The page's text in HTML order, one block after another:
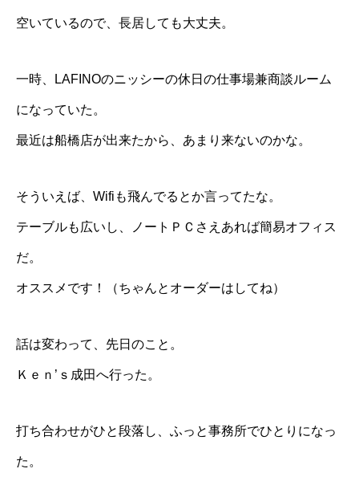
空いているので、長居しても大丈夫。
一時、LAFINOのニッシーの休日の仕事場兼商談ルーム
になっていた。
最近は船橋店が出来たから、あまり来ないのかな。
そういえば、Wifiも飛んでるとか言ってたな。
テーブルも広いし、ノートＰＣさえあれば簡易オフィス
だ。
オススメです！（ちゃんとオーダーはしてね）
話は変わって、先日のこと。
Ｋｅｎ’ｓ成田へ行った。
打ち合わせがひと段落し、ふっと事務所でひとりになっ
た。